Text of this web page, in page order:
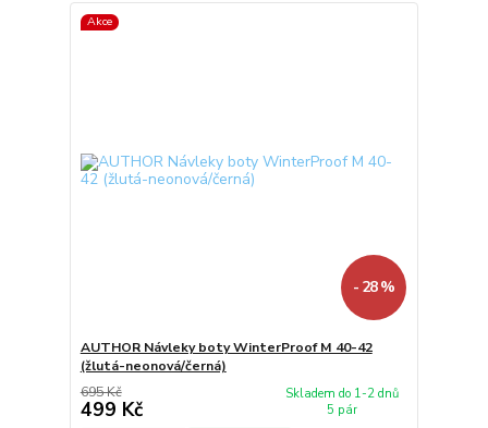
Akce
- 28 %
AUTHOR Návleky boty WinterProof M 40-42
(žlutá-neonová/černá)
695 Kč
499 Kč
Skladem do 1-2 dnů
5 pár